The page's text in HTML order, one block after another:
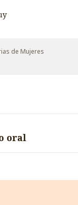
de Mujeres
oral